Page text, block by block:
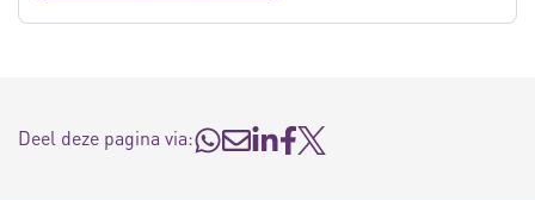
Deel deze pagina via: